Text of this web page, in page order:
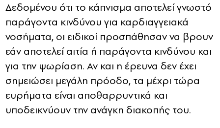
Δεδομένου ότι το κάπνισμα αποτελεί γνωστό
παράγοντα κινδύνου για καρδιαγγειακά
νοσήματα, οι ειδικοί προσπάθησαν να βρουν
εάν αποτελεί αιτία ή παράγοντα κινδύνου και
για την ψωρίαση. Αν και η έρευνα δεν έχει
σημειώσει μεγάλη πρόοδο, τα μέχρι τώρα
ευρήματα είναι αποθαρρυντικά και
υποδεικνύουν την ανάγκη διακοπής του.